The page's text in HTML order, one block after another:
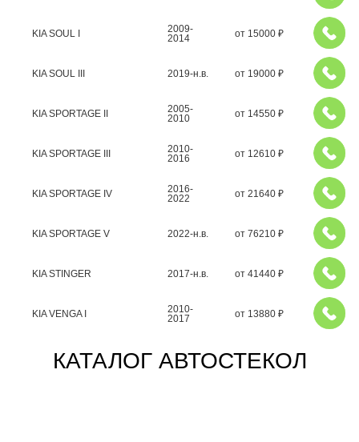
KIA SOUL I
2009-
2014
от 15000 ₽
KIA SOUL III 2019-н.в. от 19000 ₽
KIA SPORTAGE II
2005-
2010
от 14550 ₽
KIA SPORTAGE III
2010-
2016
от 12610 ₽
KIA SPORTAGE IV
2016-
2022
от 21640 ₽
KIA SPORTAGE V 2022-н.в. от 76210 ₽
KIA STINGER 2017-н.в. от 41440 ₽
KIA VENGA I
2010-
2017
от 13880 ₽
КАТАЛОГ АВТОСТЕКОЛ